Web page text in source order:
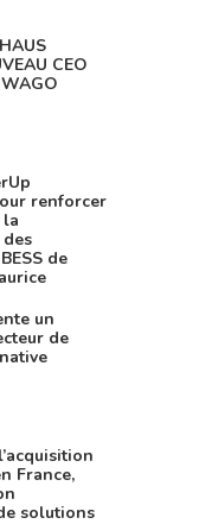
CEO
renforcer
la
de
un
de
France,
solutions